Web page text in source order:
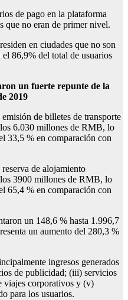
de pago en la plataforma
que no eran de primer nivel.
en ciudades que no son
86,9% del total de usuarios
un fuerte repunte de la
2019
de billetes de transporte
6.030 millones de RMB, lo
33,5 % en comparación con
de alojamiento
3900 millones de RMB, lo
65,4 % en comparación con
un 148,6 % hasta 1.996,7
un aumento del 280,3 %
ingresos generados
de publicidad; (iii) servicios
viajes corporativos y (v)
para los usuarios.